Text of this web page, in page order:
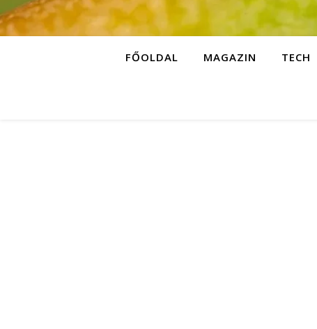
FŐOLDAL MAGAZIN TECH